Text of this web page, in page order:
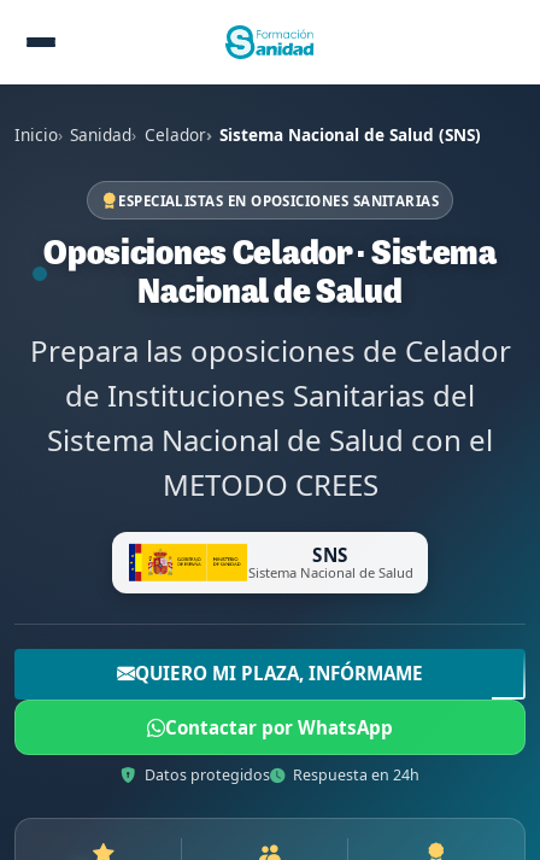
Inicio Sanidad Celador Sistema Nacional de Salud (SNS)
ESPECIALISTAS EN OPOSICIONES SANITARIAS
Oposiciones Celador · Sistema
Nacional de Salud
Prepara las oposiciones de Celador
de Instituciones Sanitarias del
Sistema Nacional de Salud con el
METODO CREES
SNS
Sistema Nacional de Salud
QUIERO MI PLAZA, INFÓRMAME
Contactar por WhatsApp
Datos protegidos Respuesta en 24h